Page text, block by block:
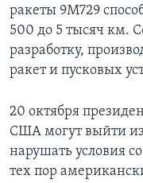
ракеты 9M729
500 до 5 тысяч км.
разработку,
ракет и пусковых
20 октября
США могут выйти
нарушать условия
тех пор